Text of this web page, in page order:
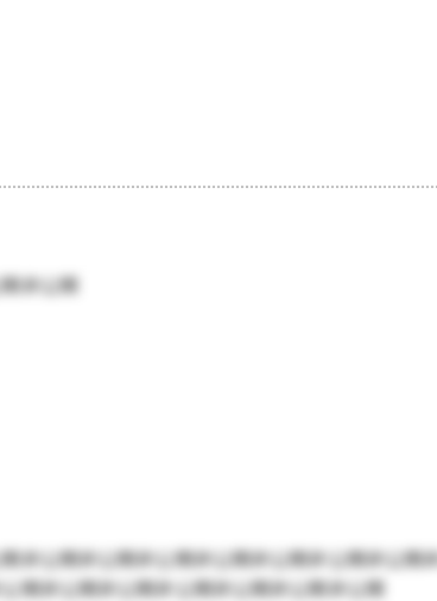
非公開
非公開非公開非公開非公開非公開非公開非公開
開非公開非公開非公開非公開非公開非公開